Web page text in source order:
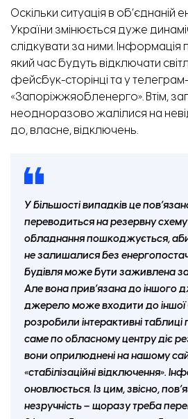
Оскільки ситуація в об’єднаній
України змінюється дуже
слідкувати за ними. Інформація
який час будуть відключати
фейсбук-сторінці та у
«Запоріжжяобленерго». Втім,
неодноразово жалілися на
до, власне, відключень.
У більшості випадків це
переводиться на резервну
обладнання пошкоджується,
не залишалися без
будівля може бути заживлена
Але вона прив’язана до іншого
джерело може входити до іншої
розробили інтерактивні
саме по обласному центру діє
вони оприлюднені на нашому
«стабілізаційні відключення».
оновлюється. Із цим, звісно,
незручність – щоразу треба